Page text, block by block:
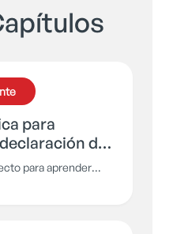
para
de
para aprender